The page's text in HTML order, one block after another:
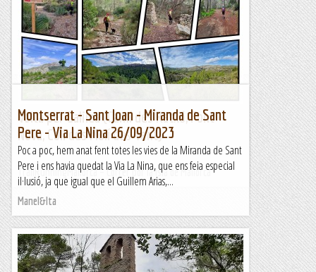
Avui hem recorregut un barranc per una zona poc habitual,
la Serra de Comiols. El barranc de la Font de l'Atzuc és curt
però molt interesant per l'entorn i pel...
Blog de muntanya
Volta per Galilea (Camí des Ratxó, Font
Nova, Coll des Molí des Vent)
TrailRunningMallorca – Correr por la isla de Mallorca
Montserrat - Sant Joan - Miranda de Sant
Pere - Via La Nina 26/09/2023
Poc a poc, hem anat fent totes les vies de la Miranda de Sant
Pere i ens havia quedat la Via La Nina, que ens feia especial
il·lusió, ja que igual que el Guillem Arias,...
Manel&Ita